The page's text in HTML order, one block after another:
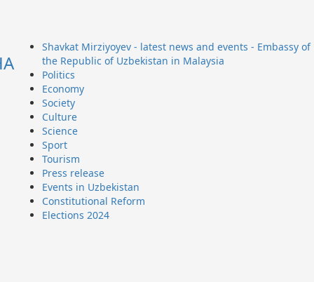
Shavkat Mirziyoyev - latest news and events - Embassy of
the Republic of Uzbekistan in Malaysia
Politics
Economy
Society
Culture
Science
Sport
Tourism
Press release
Events in Uzbekistan
Constitutional Reform
Elections 2024